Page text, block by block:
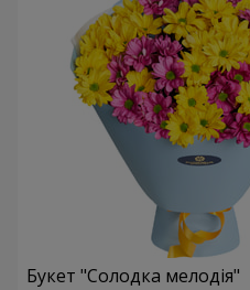
Букет "Солодка мелодія"